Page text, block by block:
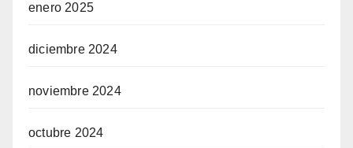
enero 2025
diciembre 2024
noviembre 2024
octubre 2024